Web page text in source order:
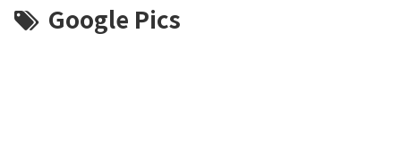
Google Pics